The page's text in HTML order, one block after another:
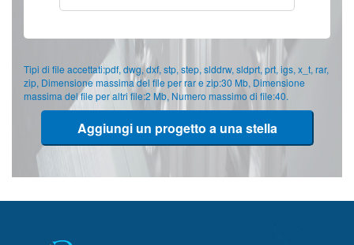
Tipi di file accettati:pdf, dwg, dxf, stp, step, slddrw, sldprt, prt, igs, x_t, rar,
zip, Dimensione massima del file per rar e zip:30 Mb, Dimensione
massima del file per altri file:2 Mb, Numero massimo di file:40.
Aggiungi un progetto a una stella